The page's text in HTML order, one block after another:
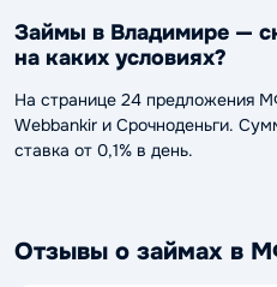
Займы в Владимире —
на каких условиях?
На странице 24 предложения
Webbankir и Срочноденьги.
ставка от 0,1% в день.
Отзывы о займах в